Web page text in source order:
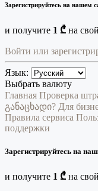
Зарегистрируйтесь на нашем
и получите 1 ₾ на
Войти или
Язык:
Выбрать валюту
Главная Проверка
განაცხადი? Для
Правила сервиса
поддержки
Зарегистрируйтесь на
и получите 1 ₾ на